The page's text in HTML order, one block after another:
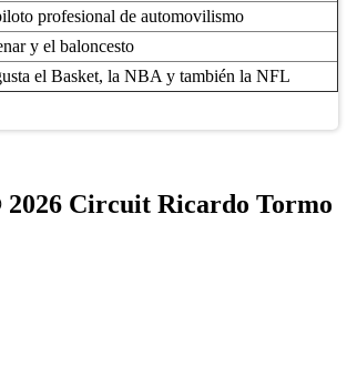
profesional de automovilismo
y el baloncesto
el Basket, la NBA y también la NFL
Circuit Ricardo Tormo